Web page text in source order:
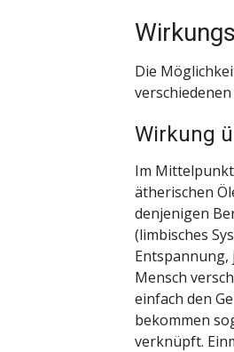
Die
Wirkung
Im
ätherischen
denjenigen
(limbisches
Entspannung,
Mensch
einfach den
bekommen
verknüpft.